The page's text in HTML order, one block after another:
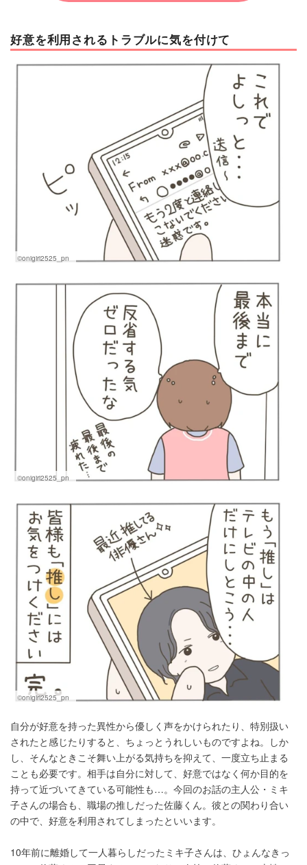
好意を利用されるトラブルに気を付けて
©onigiri2525_pn
©onigiri2525_pn
©onigiri2525_pn
自分が好意を持った異性から優しく声をかけられたり、特別扱い
されたと感じたりすると、ちょっとうれしいものですよね。しか
し、そんなときこそ舞い上がる気持ちを抑えて、一度立ち止まる
ことも必要です。相手は自分に対して、好意ではなく何か目的を
持って近づいてきている可能性も…。今回のお話の主人公・ミキ
子さんの場合も、職場の推しだった佐藤くん。彼との関わり合い
の中で、好意を利用されてしまったといいます。
10年前に離婚して一人暮らしだったミキ子さんは、ひょんなきっ